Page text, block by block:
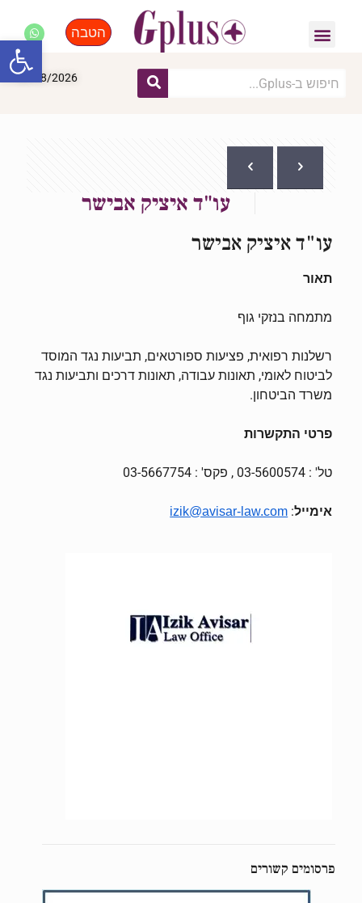
הטבה
08/08/2026
עו"ד איציק אבישר
עו"ד איציק אבישר
תאור
מתמחה בנזקי גוף
רשלנות רפואית, פציעות ספורטאים, תביעות נגד המוסד
לביטוח לאומי, תאונות עבודה, תאונות דרכים ותביעות נגד
משרד הביטחון.
פרטי התקשרות
טל' : 03-5600574 , פקס' : 03-5667754
אימייל:
izik@avisar-law.com
פרסומים קשורים
פתח